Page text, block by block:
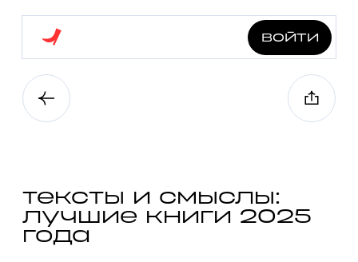
войти
тексты и смыслы:
лучшие книги 2025
года